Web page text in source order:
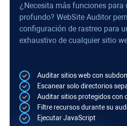
¿Necesita más funciones para
profundo? WebSite Auditor
configuración de rastreo para
exhaustivo de cualquier sitio
Auditar sitios web con
Escanear solo directorios
Auditar sitios protegidos con
Filtre recursos durante su
EjecutarJavaScript